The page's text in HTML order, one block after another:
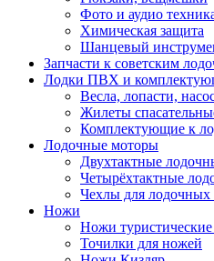
Фото и аудио
Химическая защита
Шанцевый
Запчасти к советским
Лодки ПВХ и
Весла, лопасти,
Жилеты
Комплектующие к
Лодочные моторы
Двухтактные
Четырёхтактные
Чехлы для лодочных
Ножи
Ножи
Точилки для ножей